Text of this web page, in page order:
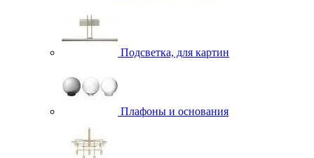
Подсветка, для картин
Плафоны и основания